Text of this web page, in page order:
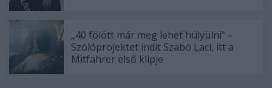
„40 fölött már meg lehet hülyülni” –
Szólóprojektet indít Szabó Laci, itt a
Mitfahrer első klipje